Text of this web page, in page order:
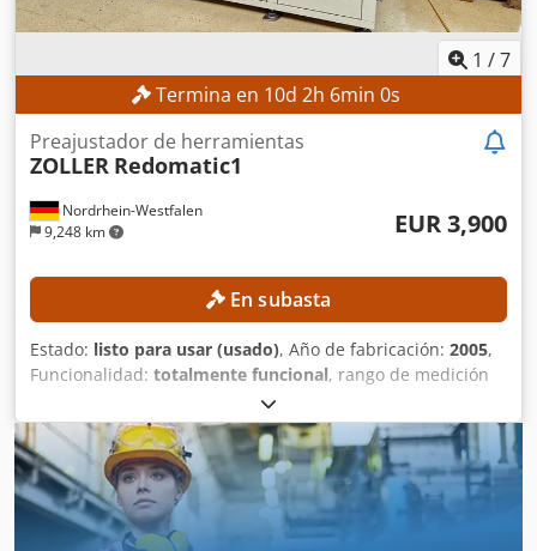
1 /7
Termina en 10d 2h 5min 58s
Nordrhein-Westfalen
9,248 km
Preajustador de herramientas
ZOLLER Redomatic1
EUR 3,900
En subasta
Estado: listo para usar (usado), Año de fabricación: 2005,
Funcionalidad: totalmente funcional, rango de medición
, rango de medición Eje Y:
medición eje Z:600 mm, peso total:700 kg, Equipo
combinado para ajuste, retracción y medición Nota: El
30.05.2022, un técnico de la empresa ZOLLER inspeccionó
la máquina. Actualmente, la retracción no es posible. La
bobina de inducción y la unidad de control deben ser